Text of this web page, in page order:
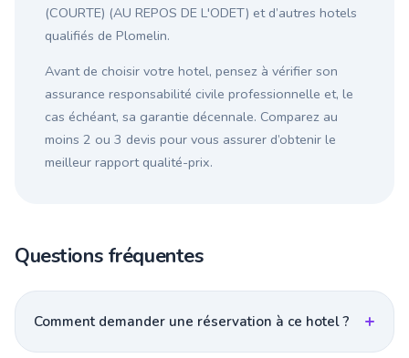
(COURTE) (AU REPOS DE L'ODET) et d’autres hotels
qualifiés de Plomelin.
Avant de choisir votre hotel, pensez à vérifier son
assurance responsabilité civile professionnelle et, le
cas échéant, sa garantie décennale. Comparez au
moins 2 ou 3 devis pour vous assurer d’obtenir le
meilleur rapport qualité-prix.
Questions fréquentes
Comment demander une réservation à ce hotel ?